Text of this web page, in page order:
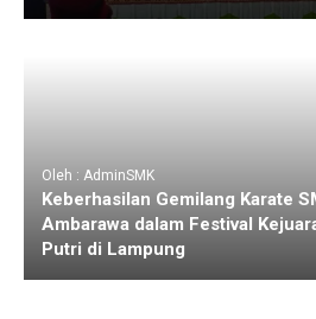
Oleh : AdminSMK
Keberhasilan Gemilang Karate
Ambarawa dalam Festival
Putri di Lampung